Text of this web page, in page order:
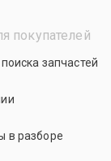
покупателей
запчастей
в разборе